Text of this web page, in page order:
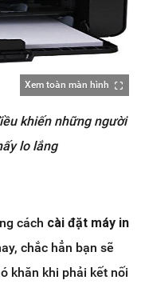
Xem toàn màn hình
khiến những người
lo lắng
cách cài đặt máy in
chắc hẳn bạn sẽ
khăn khi phải kết nối